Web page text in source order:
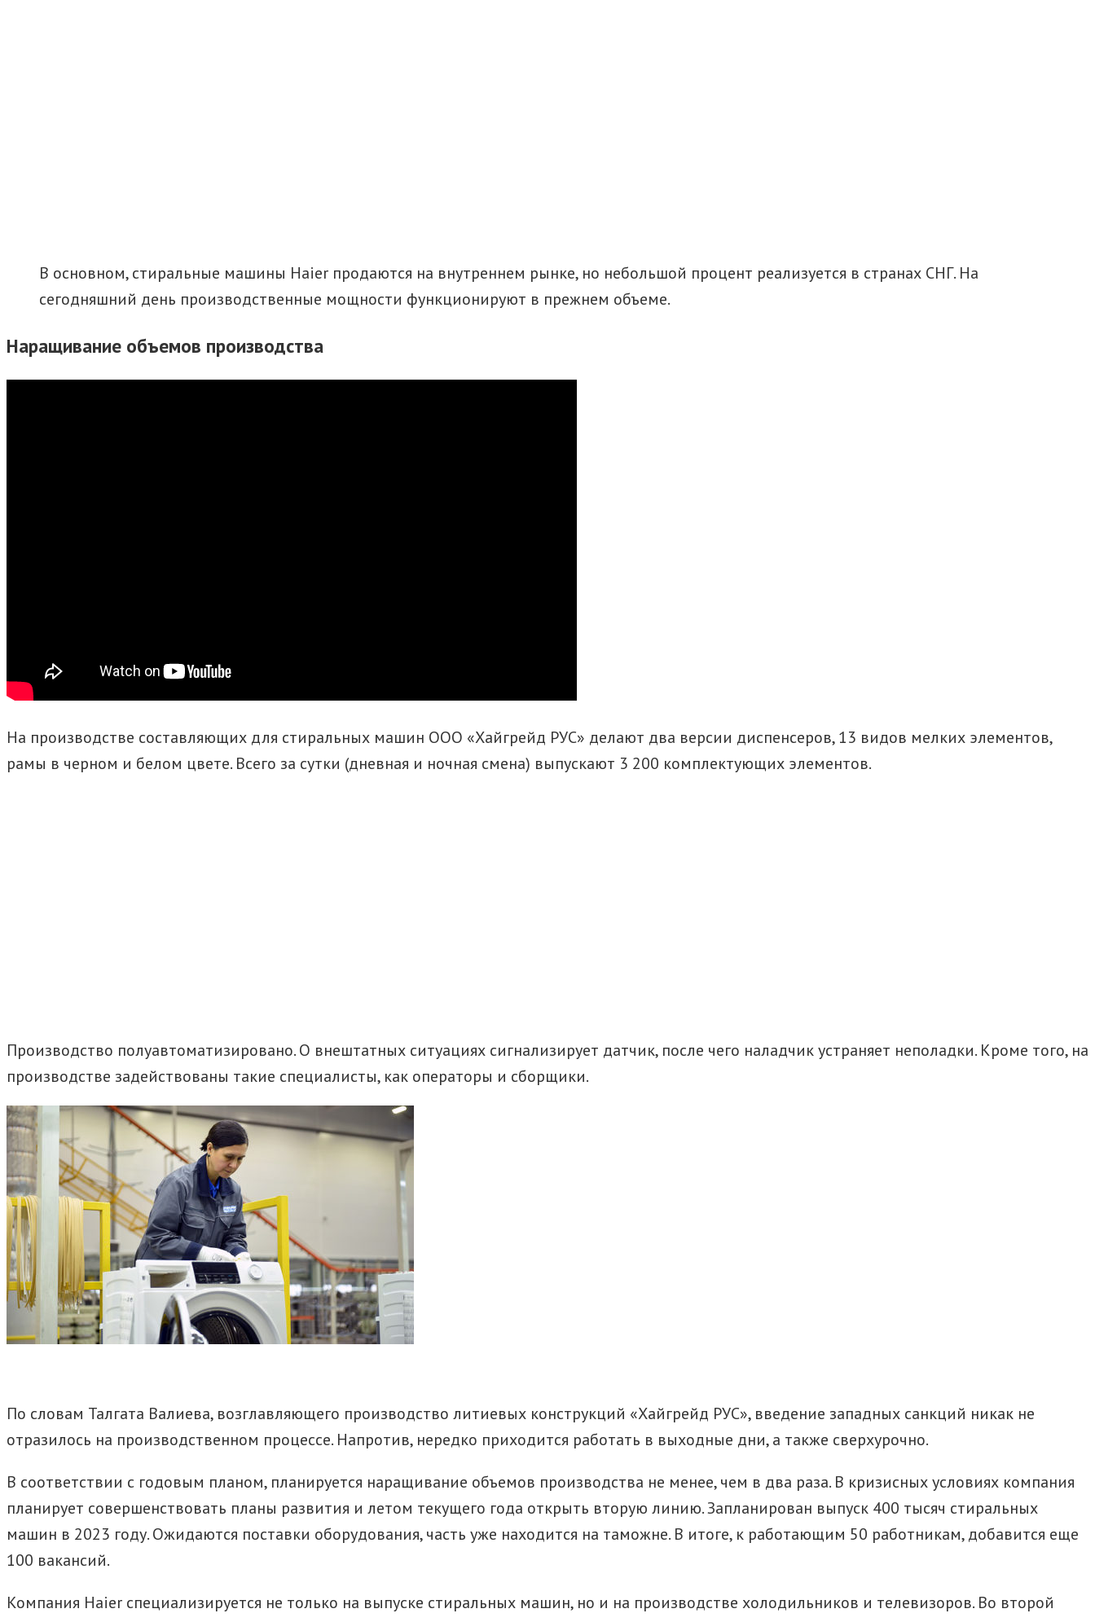
В основном, стиральные машины Haier продаются на внутреннем рынке, но небольшой процент реализуется в странах СНГ. На
сегодняшний день производственные мощности функционируют в прежнем объеме.
Наращивание объемов производства
На производстве составляющих для стиральных машин ООО «Хайгрейд РУС» делают два версии диспенсеров, 13 видов мелких элементов,
рамы в черном и белом цвете. Всего за сутки (дневная и ночная смена) выпускают 3 200 комплектующих элементов.
Производство полуавтоматизировано. О внештатных ситуациях сигнализирует датчик, после чего наладчик устраняет неполадки. Кроме того, на
производстве задействованы такие специалисты, как операторы и сборщики.
По словам Талгата Валиева, возглавляющего производство литиевых конструкций «Хайгрейд РУС», введение западных санкций никак не
отразилось на производственном процессе. Напротив, нередко приходится работать в выходные дни, а также сверхурочно.
В соответствии с годовым планом, планируется наращивание объемов производства не менее, чем в два раза. В кризисных условиях компания
планирует совершенствовать планы развития и летом текущего года открыть вторую линию. Запланирован выпуск 400 тысяч стиральных
машин в 2023 году. Ожидаются поставки оборудования, часть уже находится на таможне. В итоге, к работающим 50 работникам, добавится еще
100 вакансий.
Компания Haier специализируется не только на выпуске стиральных машин, но и на производстве холодильников и телевизоров. Во второй